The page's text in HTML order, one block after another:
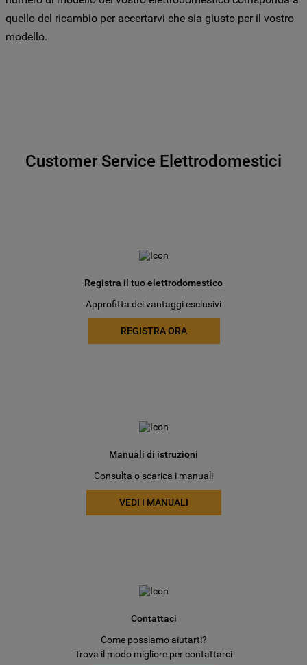
quello del ricambio per accertarvi che sia giusto per il vostro
modello.
Customer Service Elettrodomestici
Registra il tuo elettrodomestico
Approfitta dei vantaggi esclusivi
REGISTRA ORA
Manuali di istruzioni
Consulta o scarica i manuali
VEDI I MANUALI
Contattaci
Come possiamo aiutarti?
Trova il modo migliore per contattarci
specifico le tue preferenze.